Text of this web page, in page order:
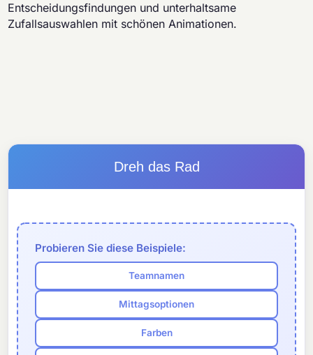
Entscheidungsfindungen und unterhaltsame
Zufallsauswahlen mit schönen Animationen.
Dreh das Rad
Probieren Sie diese Beispiele:
Teamnamen
Mittagsoptionen
Farben